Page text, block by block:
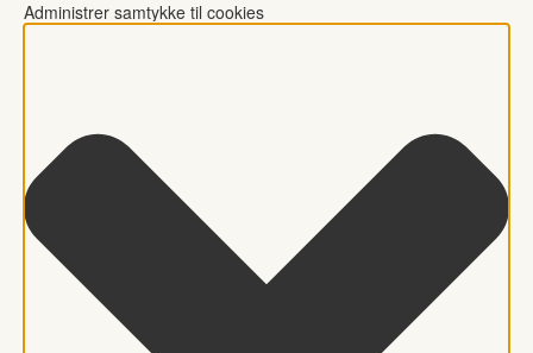
Administrer samtykke til cookies